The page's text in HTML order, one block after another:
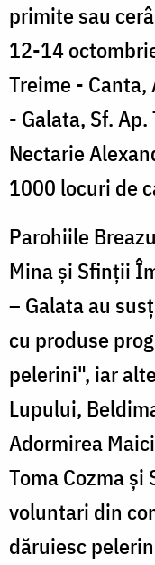
primite sau
12-14
Treime -
- Galata, Sf.
Nectarie
1000 locuri de
Parohiile
Mina şi Sfinţii
– Galata au
cu produse
pelerini", iar
Lupului,
Adormirea
Toma Cozma
voluntari din
dăruiesc